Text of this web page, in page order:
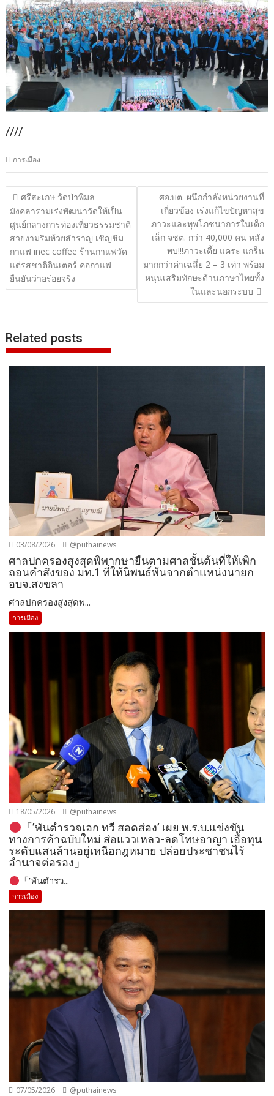
////
การเมือง
แนะแนว
เรื่อง
ศรีสะเกษ วัดป่าพิมล
มังคลารามเร่งพัฒนาวัดให้เป็น
ศูนย์กลางการท่องเที่ยวธรรมชาติ
สวยงามริมห้วยสำราญ เชิญชิม
กาแฟ inec coffee ร้านกาแฟวัด
แต่รสชาติอินเตอร์ คอกาแฟ
ยืนยันว่าอร่อยจริง
ศอ.บต. ผนึกกำลังหน่วยงานที่
เกี่ยวข้อง เร่งแก้ไขปัญหาสุข
ภาวะและทุพโภชนาการในเด็ก
เล็ก จชต. กว่า 40,000 คน หลัง
พบ!!!ภาวะเตี้ย แคระ แกร็น
มากกว่าค่าเฉลี่ย 2 – 3 เท่า พร้อม
หนุนเสริมทักษะด้านภาษาไทยทั้ง
ในและนอกระบบ
Related posts
03/08/2026 @puthainews
ศาลปกครองสูงสุดพิพากษายืนตามศาลชั้นต้นที่ให้เพิก
ถอนคำสั่งของ มท.1 ที่ให้นิพนธ์พ้นจากตำแหน่งนายก
อบจ.สงขลา
ศาลปกครองสูงสุดพ...
การเมือง
18/05/2026 @puthainews
「’พันตำรวจเอก ทวี สอดส่อง’ เผย พ.ร.บ.แข่งขัน
ทางการค้าฉบับใหม่ ส่อแววเหลว-ลดโทษอาญา เอื้อทุน
ระดับแสนล้านอยู่เหนือกฎหมาย ปล่อยประชาชนไร้
อำนาจต่อรอง」
「’พันตำรว...
การเมือง
07/05/2026 @puthainews